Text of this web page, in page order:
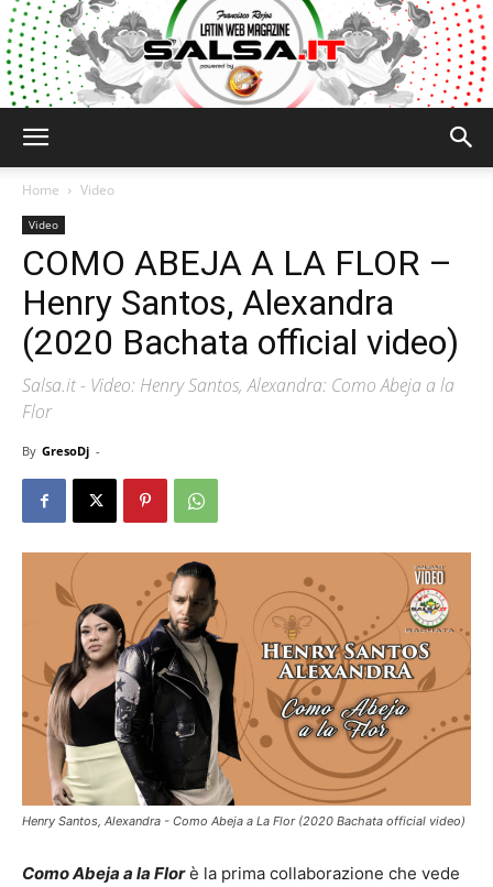
Home Video
Video
COMO ABEJA A LA FLOR –
Henry Santos, Alexandra
(2020 Bachata official video)
Salsa.it - Video: Henry Santos, Alexandra: Como Abeja a la
Flor
By GresoDj -
Henry Santos, Alexandra - Como Abeja a La Flor (2020 Bachata official video)
Como Abeja a la Florè la prima collaborazione che vede